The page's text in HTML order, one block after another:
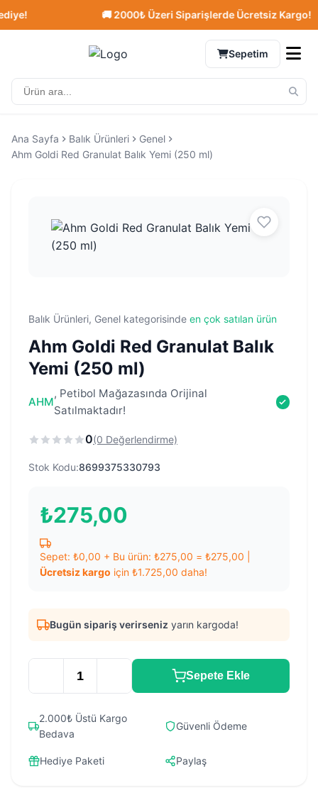
🚚 2000₺ Üzeri Siparişlerde Ücretsiz Kargo!
Sepetim
Ana Sayfa Balık Ürünleri
Genel
Ahm Goldi Red Granulat Balık Yemi (250 ml)
Balık Ürünleri, Genel kategorisinde en çok satılan ürün
Ahm Goldi Red Granulat Balık
Yemi (250 ml)
AHM
, Petibol Mağazasında Orijinal
Satılmaktadır!
0(0 Değerlendirme)
Stok Kodu:8699375330793
₺275,00
Sepet: ₺0,00 + Bu ürün: ₺275,00 = ₺275,00
Ücretsiz kargo için ₺1.725,00 daha!
Bugün sipariş verirseniz yarın kargoda!
Sepete Ekle
2.000₺ Üstü Kargo
Bedava
Güvenli Ödeme
Hediye Paketi Paylaş